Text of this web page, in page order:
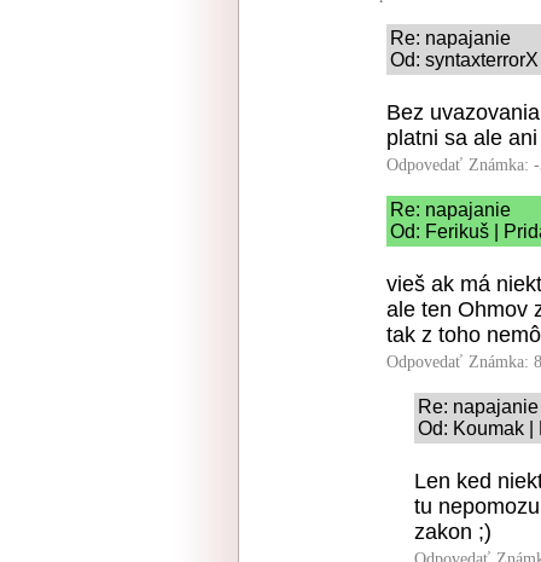
Re: napajanie
Od:
Bez
platni sa ale
Odpovedať Známka:
Re: napajanie
Od: Ferikuš |
vieš ak má
ale ten Ohmov
tak z toho
Odpovedať Známka:
Re: napajanie
Od: Koumak |
Len ked
tu
zakon ;)